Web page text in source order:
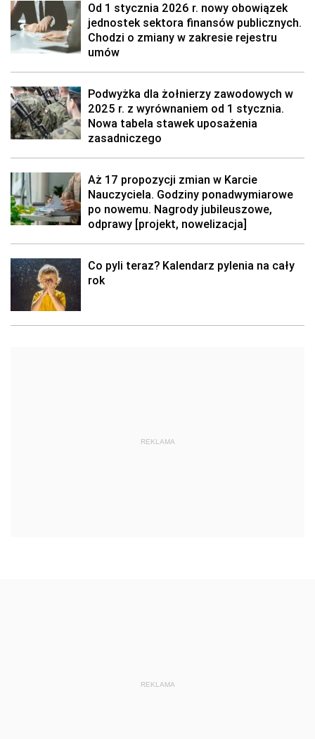
Od 1 stycznia 2026 r. nowy obowiązek
jednostek sektora finansów publicznych.
Chodzi o zmiany w zakresie rejestru
umów
Podwyżka dla żołnierzy zawodowych w
2025 r. z wyrównaniem od 1 stycznia.
Nowa tabela stawek uposażenia
zasadniczego
Aż 17 propozycji zmian w Karcie
Nauczyciela. Godziny ponadwymiarowe
po nowemu. Nagrody jubileuszowe,
odprawy [projekt, nowelizacja]
Co pyli teraz? Kalendarz pylenia na cały
rok
REKLAMA
REKLAMA